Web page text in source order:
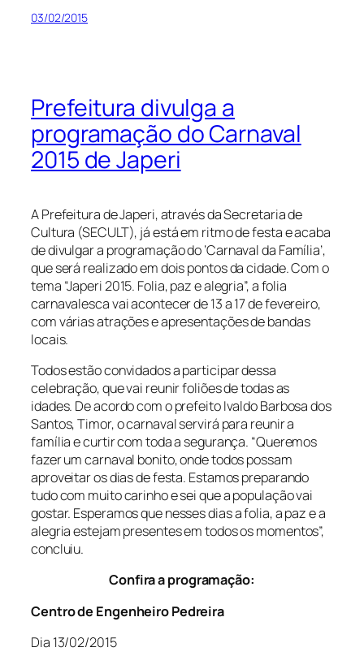
03/02/2015
Prefeitura divulga a
programação do Carnaval
2015 de Japeri
A Prefeitura de Japeri, através da Secretaria de
Cultura (SECULT), já está em ritmo de festa e acaba
de divulgar a programação do ‘Carnaval da Família’,
que será realizado em dois pontos da cidade. Com o
tema “Japeri 2015. Folia, paz e alegria”, a folia
carnavalesca vai acontecer de 13 a 17 de fevereiro,
com várias atrações e apresentações de bandas
locais.
Todos estão convidados a participar dessa
celebração, que vai reunir foliões de todas as
idades. De acordo com o prefeito Ivaldo Barbosa dos
Santos, Timor, o carnaval servirá para reunir a
família e curtir com toda a segurança. “Queremos
fazer um carnaval bonito, onde todos possam
aproveitar os dias de festa. Estamos preparando
tudo com muito carinho e sei que a população vai
gostar. Esperamos que nesses dias a folia, a paz e a
alegria estejam presentes em todos os momentos”,
concluiu.
Confira a programação:
Centro de Engenheiro Pedreira
Dia 13/02/2015